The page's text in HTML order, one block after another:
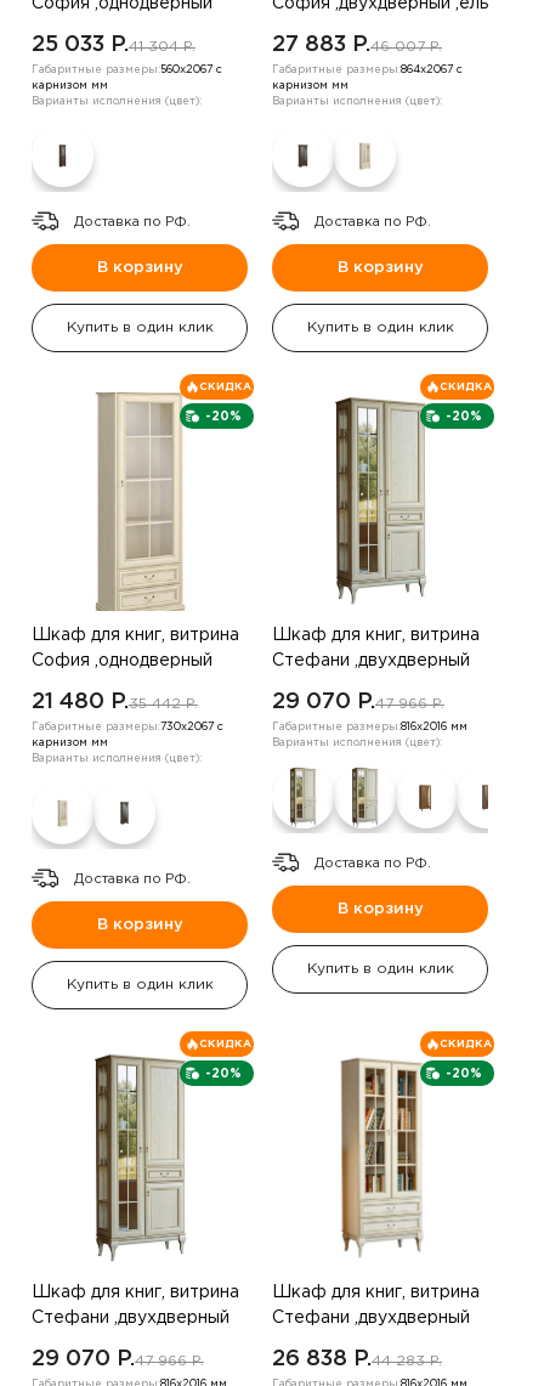
София ,однодверный
25 033 P.41 304 P.
Габаритные размеры:560х2067 с
карнизом мм
Варианты исполнения (цвет):
Доставка по РФ.
В корзину
Купить в один клик
София ,двухдверный ,ель
27 883 P.46 007 P.
Габаритные размеры:864х2067 с
карнизом мм
Варианты исполнения (цвет):
Доставка по РФ.
В корзину
Купить в один клик
-20%
СКИДКА
Шкаф для книг, витрина
София ,однодверный
21 480 P.35 442 P.
Габаритные размеры: 730х2067 с
карнизом мм
Варианты исполнения (цвет):
Доставка по РФ.
В корзину
Купить в один клик
-20%
СКИДКА
Шкаф для книг, витрина
Стефани ,двухдверный
29 070 P.47 966 P.
Габаритные размеры:816х2016 мм
Варианты исполнения (цвет):
Доставка по РФ.
В корзину
Купить в один клик
-20%
СКИДКА
Шкаф для книг, витрина
Стефани ,двухдверный
29 070 P.47 966 P.
Габаритные размеры:816х2016 мм
-20%
СКИДКА
Шкаф для книг, витрина
Стефани ,двухдверный
антик бежевый
26 838 P.44 283 P.
Габаритные размеры:816х2016 мм